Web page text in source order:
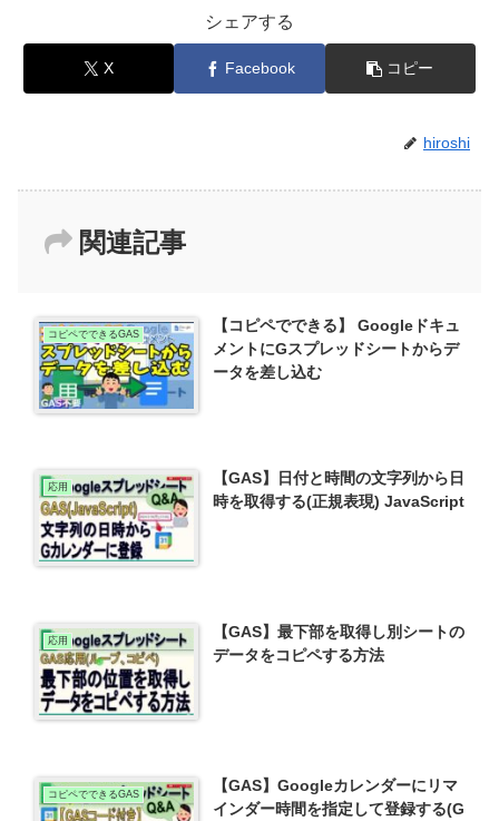
シェアする
X Facebook コピー
hiroshi
関連記事
コピペでできるGAS
【コピペでできる】 Googleドキュ
メントにGスプレッドシートからデ
ータを差し込む
応用
【GAS】日付と時間の文字列から日
時を取得する(正規表現) JavaScript
応用
【GAS】最下部を取得し別シートの
データをコピペする方法
コピペでできるGAS
【GAS】Googleカレンダーにリマ
インダー時間を指定して登録する(G